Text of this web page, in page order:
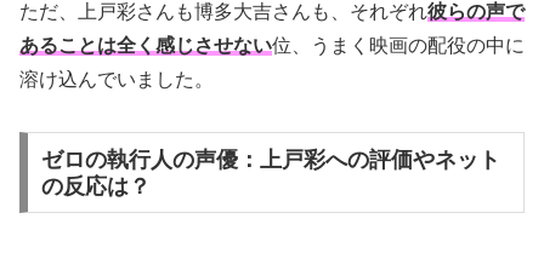
ただ、上戸彩さんも博多大吉さんも、それぞれ彼らの声で
あることは全く感じさせない位、うまく映画の配役の中に
溶け込んでいました。
ゼロの執行人の声優：上戸彩への評価やネット
の反応は？